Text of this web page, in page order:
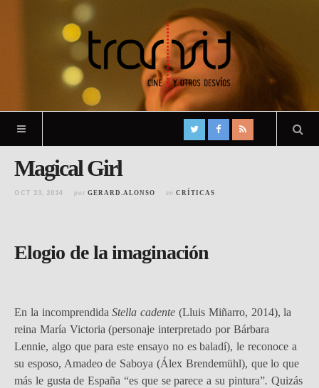
Magical Girl
OCT 23, 2014 por GERARD.ALONSO en CRÍTICAS
Elogio de la imaginación
En la incomprendidaStella cadente (Lluis Miñarro, 2014), la
reina María Victoria (personaje interpretado por Bárbara
Lennie, algo que para este ensayo no es baladí), le reconoce a
su esposo, Amadeo de Saboya (Álex Brendemühl), que lo que
más le gusta de España “es que se parece a su pintura”. Quizás